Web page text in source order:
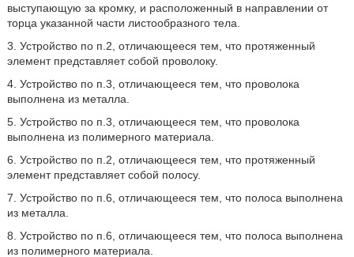
выступающую за кромку, и расположенный в направлении от
торца указанной части листообразного тела.
3. Устройство по п.2, отличающееся тем, что протяженный
элемент представляет собой проволоку.
4. Устройство по п.3, отличающееся тем, что проволока
выполнена из металла.
5. Устройство по п.3, отличающееся тем, что проволока
выполнена из полимерного материала.
6. Устройство по п.2, отличающееся тем, что протяженный
элемент представляет собой полосу.
7. Устройство по п.6, отличающееся тем, что полоса выполнена
из металла.
8. Устройство по п.6, отличающееся тем, что полоса выполнена
из полимерного материала.